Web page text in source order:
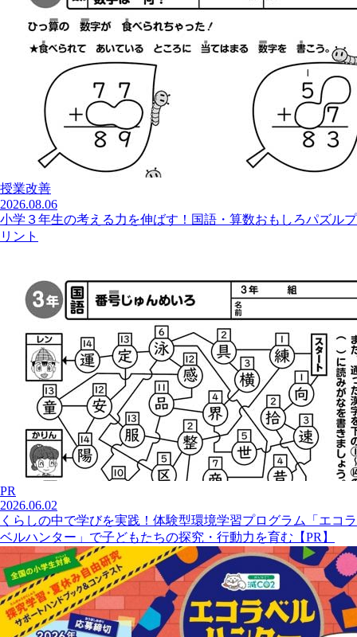
授業改善
2026.08.06
小学３年生の考える力を伸ばす！国語・算数おもしろパズルプ
リント
PR
2026.06.02
くらしの中で学びを実践！体験型環境学習プログラム「エコラ
ベルハンター」で子どもたちの探究・行動力を育む【PR】